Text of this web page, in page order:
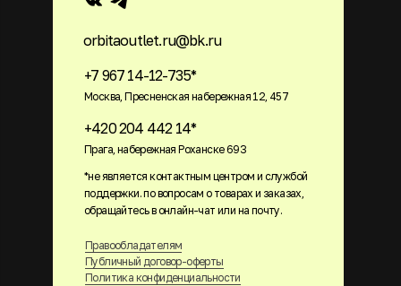
+7 967 14-12-735*
Москва, Пресненская набережная 12, 457
+420 204 442 14*
Прага, набережная Роханске 693
orbitaoutlet.ru@bk.ru
Правообладателям
Публичный договор-оферты
Политика конфиденциальности
*не является контактным центром и службой
поддержки. по вопросам о товарах и заказах,
обращайтесь в онлайн-чат или на почту.